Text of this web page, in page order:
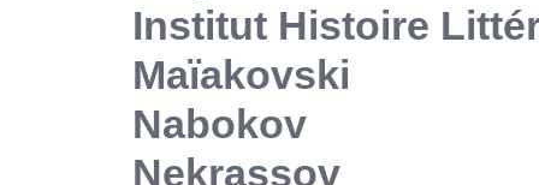
Institut Histoire
Maïakovski
Nabokov
Nekrassov